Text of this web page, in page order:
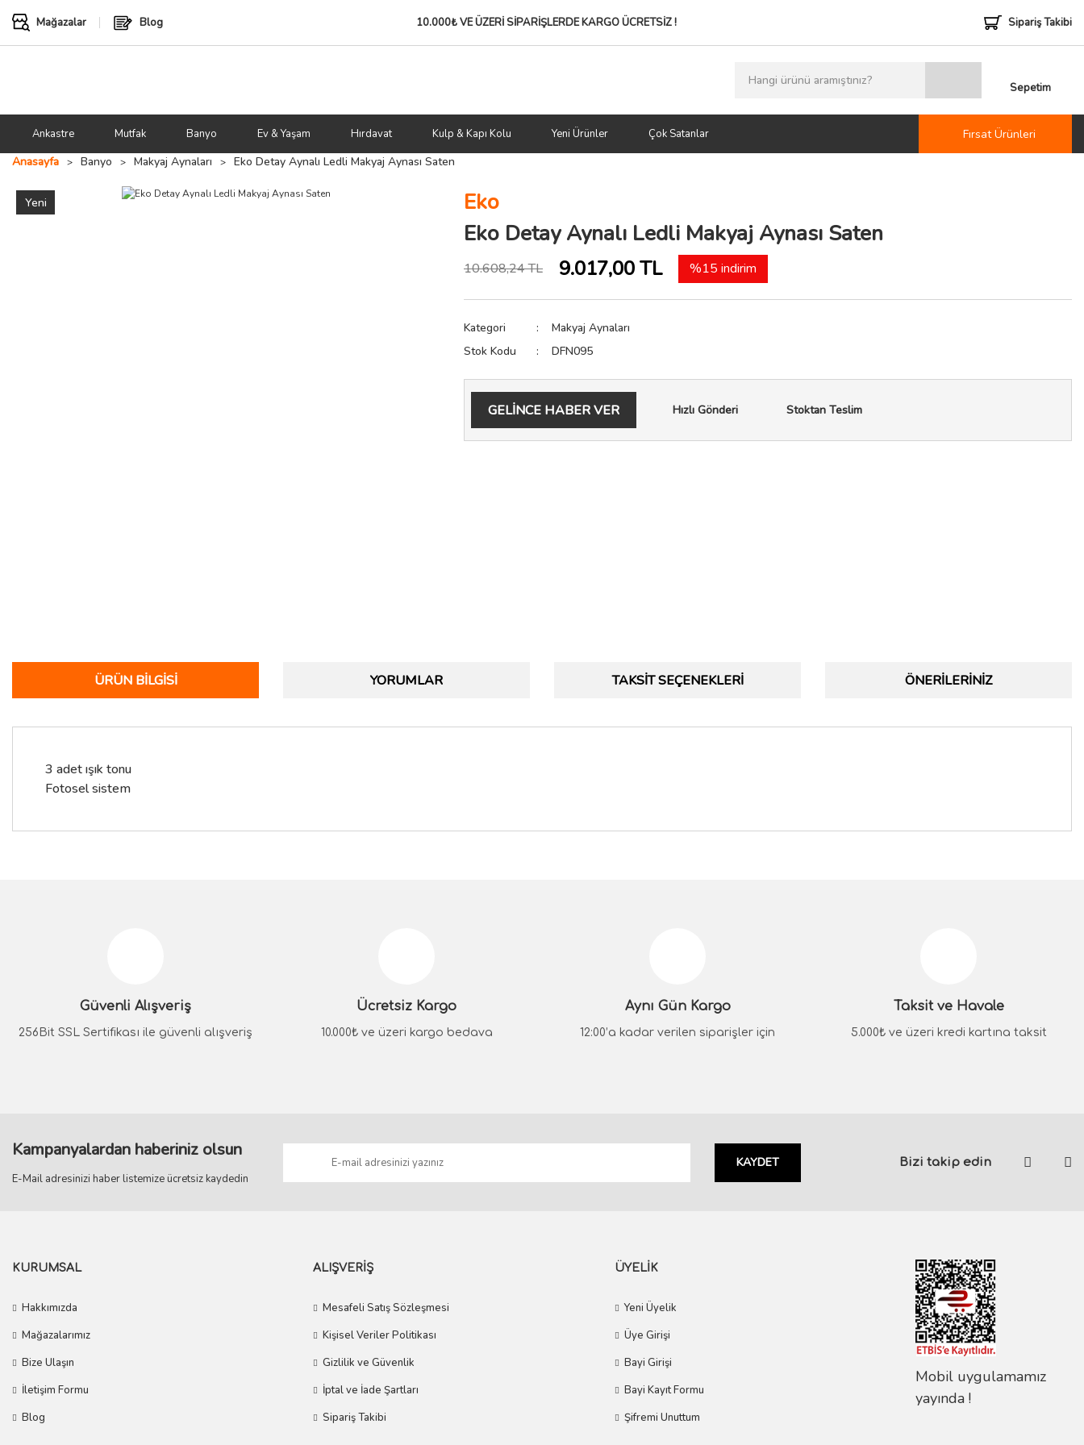
Mağazalar Blog 10.000₺ VE ÜZERİ SİPARİŞLERDEKARGO ÜCRETSİZ ! Sipariş Takibi
Sepetim
Ankastre Mutfak Banyo Ev & Yaşam Hırdavat Kulp & Kapı Kolu Yeni Ürünler Çok Satanlar
Fırsat Ürünleri
Anasayfa
Banyo Makyaj Aynaları Eko Detay Aynalı Ledli Makyaj Aynası Saten
Yeni
Eko
Eko Detay Aynalı Ledli Makyaj Aynası Saten
10.608,24 TL 9.017,00 TL %15 indirim
Kategori
Makyaj Aynaları
Stok Kodu
DFN095
GELİNCE HABER VER Hızlı Gönderi Stoktan Teslim
ÜRÜN BILGISI YORUMLAR TAKSIT SEÇENEKLERI ÖNERILERINIZ
3 adet ışık tonu
Fotosel sistem
Ürün bilgilerinde hatalar bulunuyor.
Ürün fiyatı diğer sitelerden daha pahalı.
Güvenli Alışveriş
256Bit SSL Sertifikası ile güvenli alışveriş
Ücretsiz Kargo
10.000₺ ve üzeri kargo bedava
Aynı Gün Kargo
12:00’a kadar verilen siparişler için
Taksit ve Havale
5.000₺ ve üzeri kredi kartına taksit
Kampanyalardan haberiniz olsun
E-Mail adresinizi haber listemize ücretsiz kaydedin
KAYDET Bizi takip edin
KURUMSAL
Hakkımızda
Mağazalarımız
Bize Ulaşın
İletişim Formu
Blog
ALIŞVERİŞ
Mesafeli Satış Sözleşmesi
Kişisel Veriler Politikası
Gizlilik ve Güvenlik
İptal ve İade Şartları
Sipariş Takibi
ÜYELİK
Yeni Üyelik
Üye Girişi
Bayi Girişi
Bayi Kayıt Formu
Şifremi Unuttum
Mobil uygulamamız
yayında !